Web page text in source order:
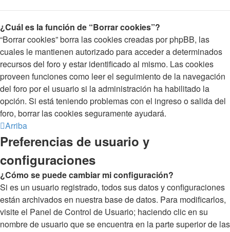
¿Cuál es la función de “Borrar cookies”?
“Borrar cookies” borra las cookies creadas por phpBB, las
cuales le mantienen autorizado para acceder a determinados
recursos del foro y estar identificado al mismo. Las cookies
proveen funciones como leer el seguimiento de la navegación
del foro por el usuario si la administración ha habilitado la
opción. Si está teniendo problemas con el ingreso o salida del
foro, borrar las cookies seguramente ayudará.
Arriba
Preferencias de usuario y
configuraciones
¿Cómo se puede cambiar mi configuración?
Si es un usuario registrado, todos sus datos y configuraciones
están archivados en nuestra base de datos. Para modificarlos,
visite el Panel de Control de Usuario; haciendo clic en su
nombre de usuario que se encuentra en la parte superior de las